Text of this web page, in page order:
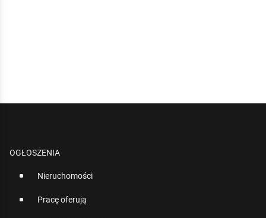
OGŁOSZENIA
Nieruchomości
Pracę oferują